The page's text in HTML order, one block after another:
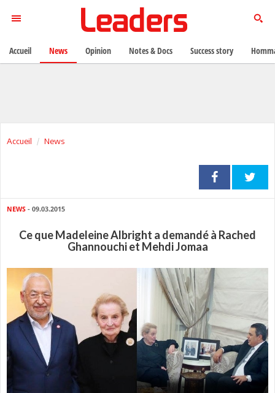
Accueil News
NEWS - 09.03.2015
Ce que Madeleine Albright a demandé à Rached
Ghannouchi et Mehdi Jomaa
Accueil News Opinion Notes & Docs Success story